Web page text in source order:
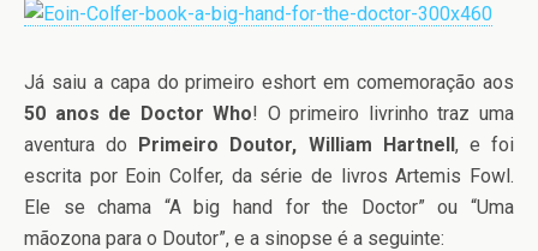
Já saiu a capa do primeiro eshort em comemoração aos
50 anos de Doctor Who! O primeiro livrinho traz uma
aventura do Primeiro Doutor, William Hartnell, e foi
escrita por Eoin Colfer, da série de livros Artemis Fowl.
Ele se chama “A big hand for the Doctor” ou “Uma
mãozona para o Doutor”, e a sinopse é a seguinte: